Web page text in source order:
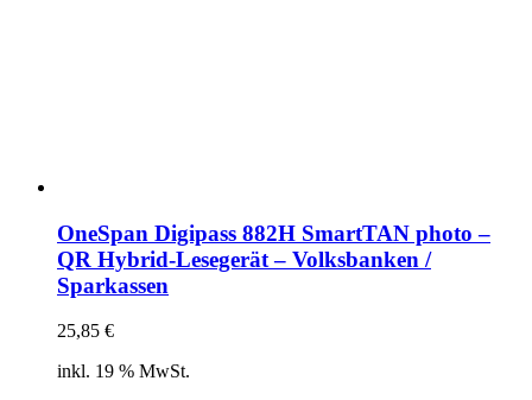
OneSpan Digipass 882H SmartTAN photo –
QR Hybrid-Lesegerät – Volksbanken /
Sparkassen
25,85 €
inkl. 19 % MwSt.